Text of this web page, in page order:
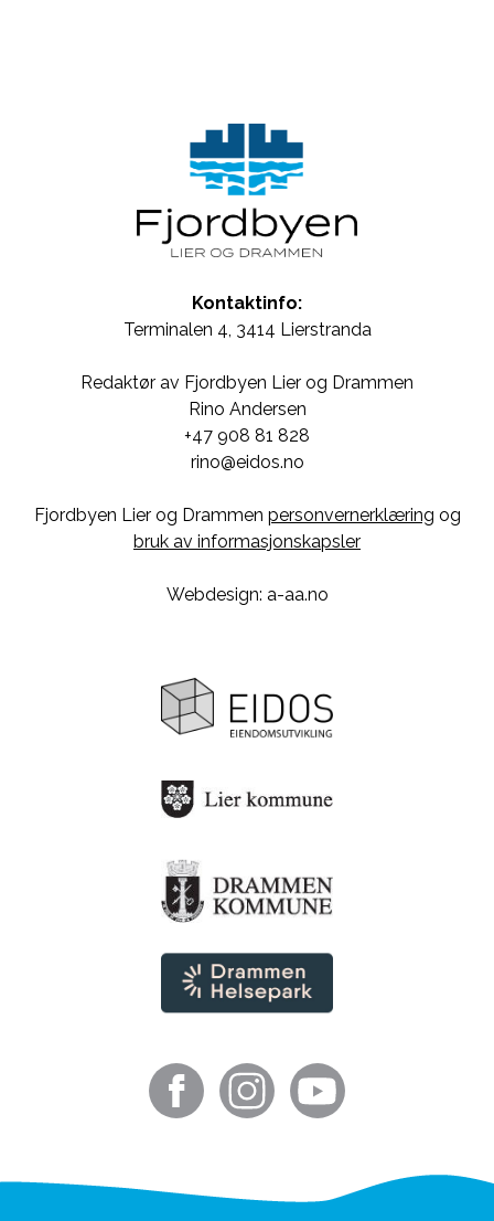
Kontaktinfo:
Terminalen 4, 3414 Lierstranda
Redaktør av Fjordbyen Lier og Drammen
Rino Andersen
+47 908 81 828
rino@eidos.no
Fjordbyen Lier og Drammen personvernerklæring og
bruk av informasjonskapsler
Webdesign: a-aa.no